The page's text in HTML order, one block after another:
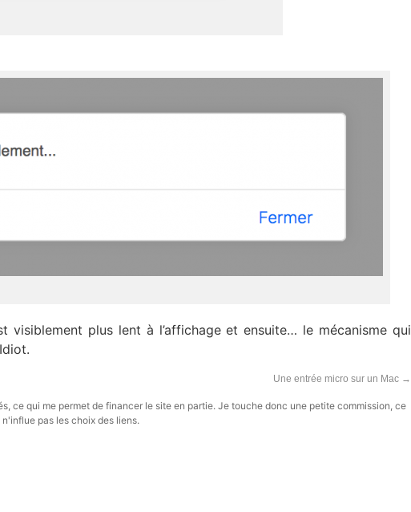
visiblement plus lent à l’affichage et ensuite… le mécanisme qui
Une entrée micro sur un Mac →
ce qui me permet de financer le site en partie. Je touche donc une petite commission, ce
n'influe pas les choix des liens.